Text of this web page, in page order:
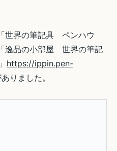
世界の筆記具 ペンハウ
逸品の小部屋 世界の筆記
https://ippin.pen-
りました。